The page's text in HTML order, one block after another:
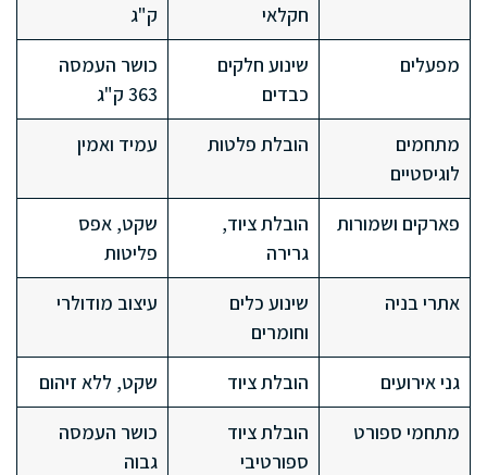
חקלאי
ק"ג
מפעלים
שינוע חלקים
כבדים
כושר העמסה
363 ק"ג
מתחמים
לוגיסטיים
הובלת פלטות עמיד ואמין
פארקים ושמורות
הובלת ציוד,
גרירה
שקט, אפס
פליטות
אתרי בניה
שינוע כלים
וחומרים
עיצוב מודולרי
גני אירועים הובלת ציוד
שקט, ללא זיהום
מתחמי ספורט
הובלת ציוד
ספורטיבי
כושר העמסה
גבוה